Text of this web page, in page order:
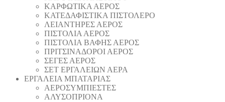
ΚΑΡΦΩΤΙΚΑ ΑΕΡΟΣ
ΚΑΤΕΔΑΦΙΣΤΙΚΑ ΠΙΣΤΟΛΕΡΟ
ΛΕΙΑΝΤΗΡΕΣ ΑΕΡΟΣ
ΠΙΣΤΟΛΙΑ ΑΕΡΟΣ
ΠΙΣΤΟΛΙΑ ΒΑΦΗΣ ΑΕΡΟΣ
ΠΡΙΤΣΙΝΑΔΟΡΟΙ ΑΕΡΟΣ
ΣΕΓΕΣ ΑΕΡΟΣ
ΣΕΤ ΕΡΓΑΛΕΙΩΝ ΑΕΡΑ
ΕΡΓΑΛΕΙΑ ΜΠΑΤΑΡΙΑΣ
AEΡΟΣΥΜΠΙΕΣΤΕΣ
AΛΥΣΟΠΡΙΟΝΑ